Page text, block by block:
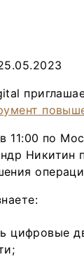
11:00 по
Никитин
цифровые